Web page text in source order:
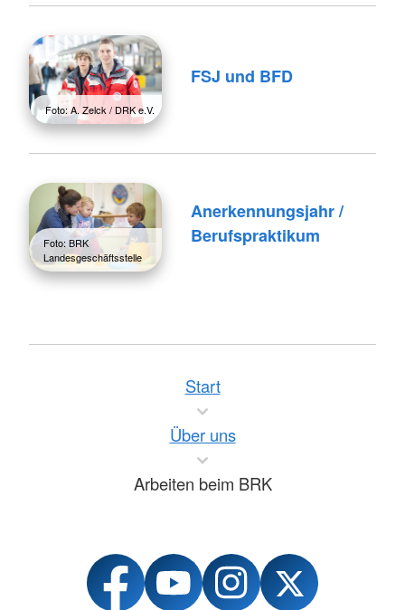
Foto: A. Zelck / DRK e.V.
FSJ und BFD
Foto: BRK
Landesgeschäftsstelle
Anerkennungsjahr /
Berufspraktikum
Start
Über uns
Arbeiten beim BRK